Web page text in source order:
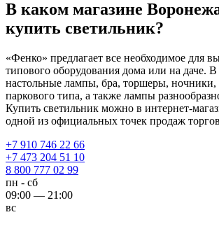
В каком магазине
купить светильник?
«Фенко» предлагает все необходимое для
типового оборудования дома или на даче.
настольные лампы, бра, торшеры, ночники,
паркового типа, а также лампы
Купить светильник можно в интернет-
одной из официальных точек продаж
+7 910 746 22 66
+7 473 204 51 10
8 800 777 02 99
пн - сб
09:00 — 21:00
вс